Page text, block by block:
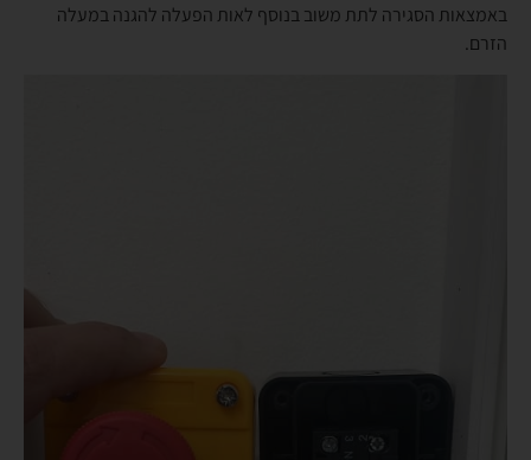
באמצאות הסגירה לתת משוב בנוסף לאות הפעלה להגנה במעלה
הזרם.